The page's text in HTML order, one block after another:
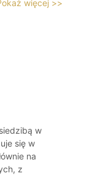
więcej >>
w
się w
na
z